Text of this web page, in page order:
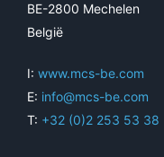
BE-2800 Mechelen
België
I: www.mcs-be.com
E: info@mcs-be.com
T: +32 (0)2 253 53 38